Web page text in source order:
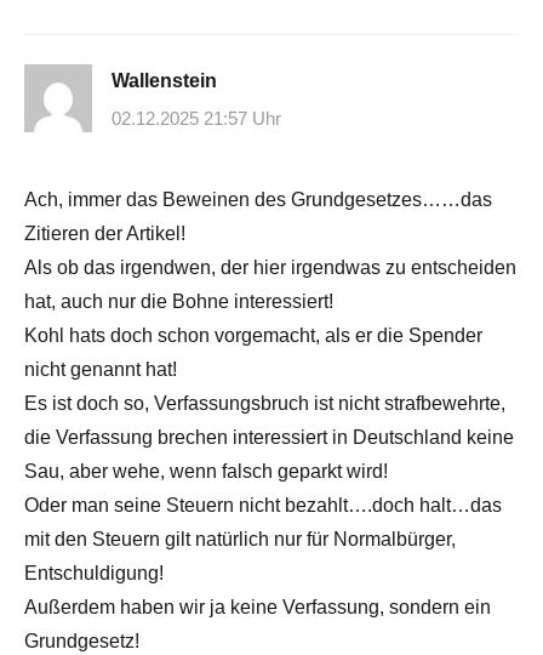
Wallenstein
02.12.2025 21:57 Uhr
Ach, immer das Beweinen des Grundgesetzes……das
Zitieren der Artikel!
Als ob das irgendwen, der hier irgendwas zu entscheiden
hat, auch nur die Bohne interessiert!
Kohl hats doch schon vorgemacht, als er die Spender
nicht genannt hat!
Es ist doch so, Verfassungsbruch ist nicht strafbewehrte,
die Verfassung brechen interessiert in Deutschland keine
Sau, aber wehe, wenn falsch geparkt wird!
Oder man seine Steuern nicht bezahlt….doch halt…das
mit den Steuern gilt natürlich nur für Normalbürger,
Entschuldigung!
Außerdem haben wir ja keine Verfassung, sondern ein
Grundgesetz!